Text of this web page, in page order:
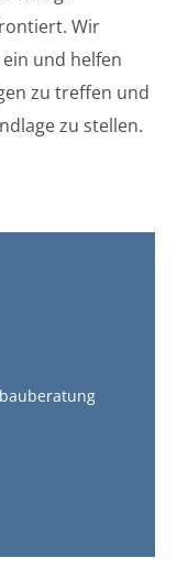
Wir
und helfen
zu treffen und
zu stellen.